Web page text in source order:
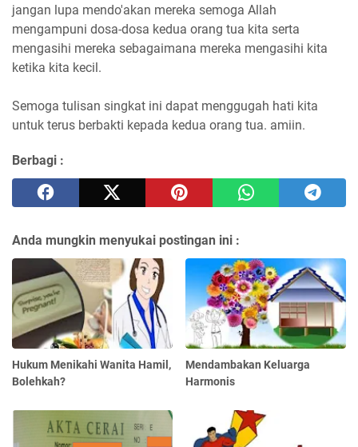
jangan lupa mendo'akan mereka semoga Allah
mengampuni dosa-dosa kedua orang tua kita serta
mengasihi mereka sebagaimana mereka mengasihi kita
ketika kita kecil.
Semoga tulisan singkat ini dapat menggugah hati kita
untuk terus berbakti kepada kedua orang tua. amiin.
Berbagi :
Anda mungkin menyukai postingan ini :
Hukum Menikahi Wanita Hamil,
Bolehkah?
Mendambakan Keluarga
Harmonis